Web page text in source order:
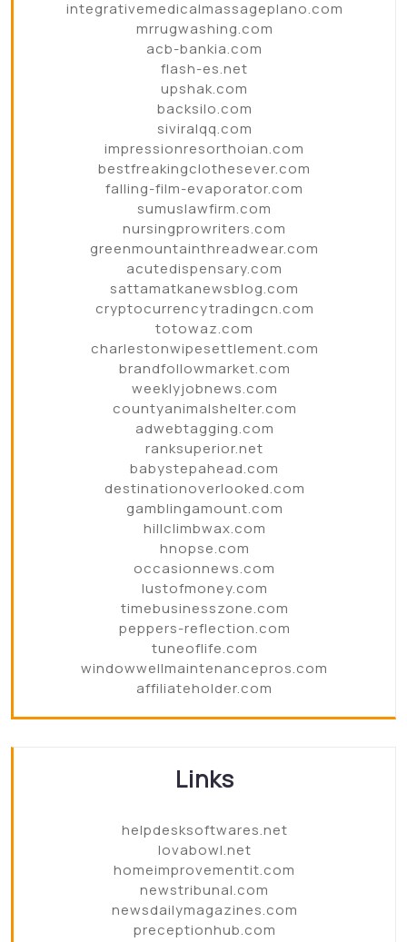
integrativemedicalmassageplano.com
mrrugwashing.com
acb-bankia.com
flash-es.net
upshak.com
backsilo.com
siviralqq.com
impressionresorthoian.com
bestfreakingclothesever.com
falling-film-evaporator.com
sumuslawfirm.com
nursingprowriters.com
greenmountainthreadwear.com
acutedispensary.com
sattamatkanewsblog.com
cryptocurrencytradingcn.com
totowaz.com
charlestonwipesettlement.com
brandfollowmarket.com
weeklyjobnews.com
countyanimalshelter.com
adwebtagging.com
ranksuperior.net
babystepahead.com
destinationoverlooked.com
gamblingamount.com
hillclimbwax.com
hnopse.com
occasionnews.com
lustofmoney.com
timebusinesszone.com
peppers-reflection.com
tuneoflife.com
windowwellmaintenancepros.com
affiliateholder.com
Links
helpdesksoftwares.net
lovabowl.net
homeimprovementit.com
newstribunal.com
newsdailymagazines.com
preceptionhub.com